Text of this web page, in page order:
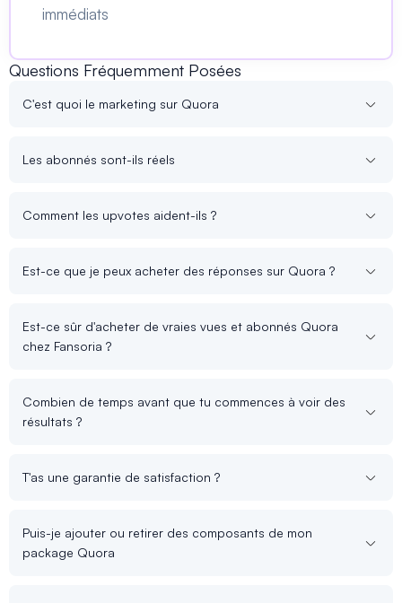
immédiats
Questions Fréquemment Posées
C'est quoi le marketing sur Quora
Les abonnés sont-ils réels
Comment les upvotes aident-ils ?
Est-ce que je peux acheter des réponses sur Quora ?
Est-ce sûr d'acheter de vraies vues et abonnés Quora
chez Fansoria ?
Combien de temps avant que tu commences à voir des
résultats ?
T'as une garantie de satisfaction ?
Puis-je ajouter ou retirer des composants de mon
package Quora